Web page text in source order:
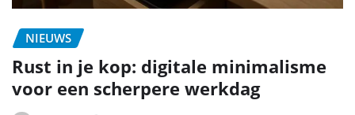
NIEUWS
Rust in je kop: digitale minimalisme
voor een scherpere werkdag